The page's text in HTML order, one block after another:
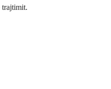
trajtimit.